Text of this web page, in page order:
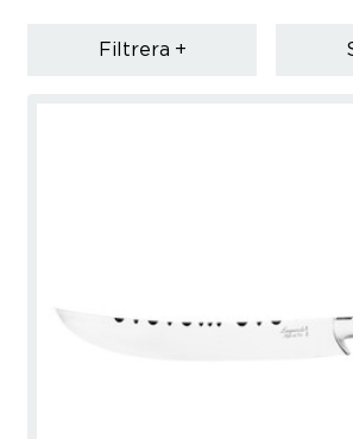
Filtrera